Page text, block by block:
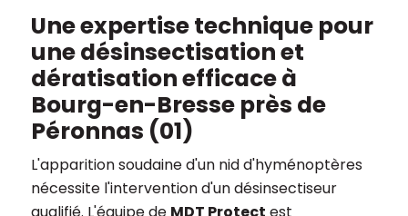
Une expertise technique pour
une désinsectisation et
dératisation efficace à
Bourg-en-Bresse près de
Péronnas (01)
L'apparition soudaine d'un nid d'hyménoptères
nécessite l'intervention d'un désinsectiseur
qualifié. L'équipe de MDT Protect est